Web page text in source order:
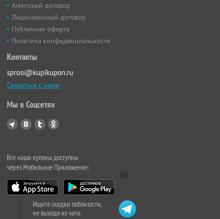
Агентский договор
Лицензионный договор
Публичная оферта
Политика конфиденциальности
Контакты
sprosi@kupikupon.ru
Связаться с нами
Мы в Соцсетях
Все наши купоны доступны
через Мобильное Приложение:
Ищите скидки поблизости,
не выходя из чата: